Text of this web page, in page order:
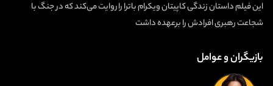
این فیلم داستان زندگی کاپیتان ویکرام باترا را روایت می‌کند که در جنگ با
شجاعت رهبری افرادش را برعهده داشت
بازیگران و عوامل